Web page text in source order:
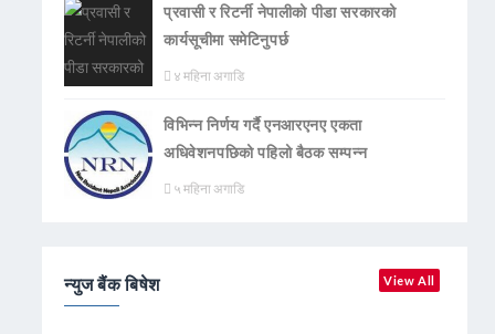
प्रवासी र रिटर्नी नेपालीको पीडा सरकारको
कार्यसूचीमा समेटिनुपर्छ
४ महिना अगाडि
विभिन्न निर्णय गर्दै एनआरएनए एकता
अधिवेशनपछिको पहिलो बैठक सम्पन्न
५ महिना अगाडि
न्युज बैंक बिषेश View All